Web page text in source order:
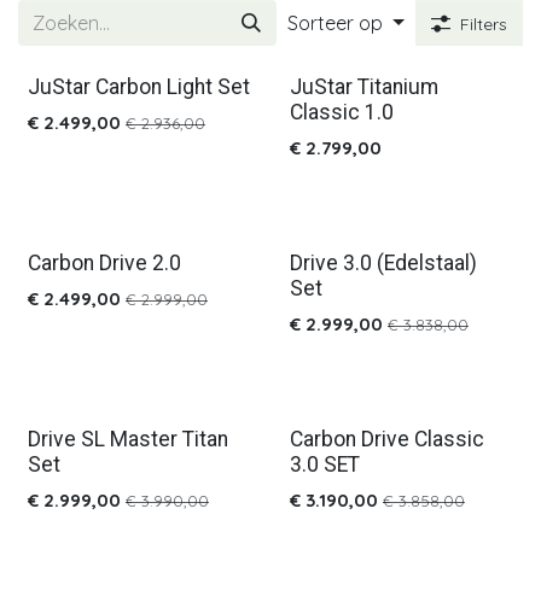
Sorteer op Filters
%
JuStar Carbon Light Set
€ 2.499,00 €2.936,00
JuStar Titanium
Classic 1.0
€ 2.799,00
%
Carbon Drive 2.0
€ 2.499,00 €2.999,00
%
Drive 3.0 (Edelstaal)
Set
€ 2.999,00 €3.838,00
Bestseller
Drive SL Master Titan
Set
€ 2.999,00 €3.990,00
Nieuw!
Carbon Drive Classic
3.0 SET
€ 3.190,00 €3.858,00